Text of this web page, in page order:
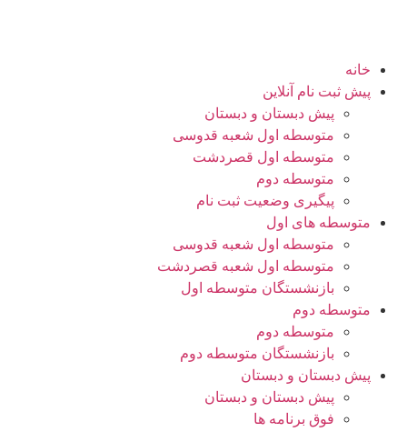
خانه
پیش ثبت نام آنلاین
پیش دبستان و دبستان
متوسطه اول شعبه قدوسی
متوسطه اول قصردشت
متوسطه دوم
پیگیری وضعیت ثبت نام
متوسطه های اول
متوسطه اول شعبه قدوسی
متوسطه اول شعبه قصردشت
بازنشستگان متوسطه اول
متوسطه دوم
متوسطه دوم
بازنشستگان متوسطه دوم
پیش دبستان و دبستان
پیش دبستان و دبستان
فوق برنامه ها